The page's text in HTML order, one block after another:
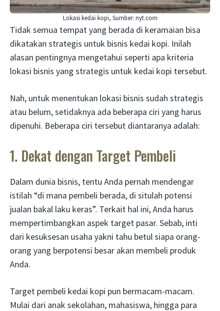
Lokasi kedai kopi, Sumber: nyt.com
Tidak semua tempat yang berada di keramaian bisa
dikatakan strategis untuk bisnis kedai kopi. Inilah
alasan pentingnya mengetahui seperti apa kriteria
lokasi bisnis yang strategis untuk kedai kopi tersebut.
Nah, untuk menentukan lokasi bisnis sudah strategis
atau belum, setidaknya ada beberapa ciri yang harus
dipenuhi. Beberapa ciri tersebut diantaranya adalah:
1. Dekat dengan Target Pembeli
Dalam dunia bisnis, tentu Anda pernah mendengar
istilah “di mana pembeli berada, di situlah potensi
jualan bakal laku keras”. Terkait hal ini, Anda harus
mempertimbangkan aspek target pasar. Sebab, inti
dari kesuksesan usaha yakni tahu betul siapa orang-
orang yang berpotensi besar akan membeli produk
Anda.
Target pembeli kedai kopi pun bermacam-macam.
Mulai dari anak sekolahan, mahasiswa, hingga para